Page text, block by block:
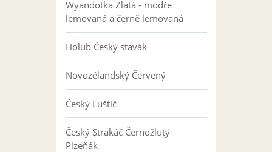
Wyandotka Zlatá - modře
lemovaná a černě lemovaná
Holub Český stavák
Novozélandský Červený
Český Luštič
Český Strakáč Černožlutý
Plzeňák